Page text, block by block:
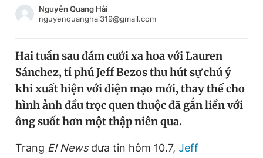
Chào ngày mới
Video Magazine
Sản phẩm khác
Tiện ích Bạn cần biết
Đăng xuất
Nguyễn Quang Hải
nguyenquanghai319@gmail.com
Hai tuần sau đám cưới xa hoa với Lauren
Sánchez, tỉ phú Jeff Bezos thu hút sự chú ý
khi xuất hiện với diện mạo mới, thay thế cho
hình ảnh đầu trọc quen thuộc đã gắn liền với
ông suốt hơn một thập niên qua.
Trang E! Newsđưa tin hôm 10.7, Jeff